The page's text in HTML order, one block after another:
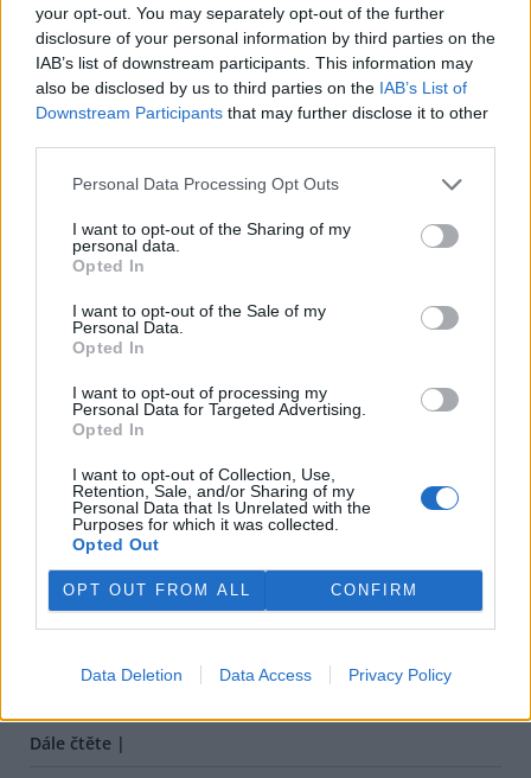
your opt-out. You may separately opt-out of the further
disclosure of your personal information by third parties on the
IAB’s list of downstream participants. This information may
also be disclosed by us to third parties on the IAB’s List of
Downstream Participants that may further disclose it to other
Personal Data Processing Opt Outs
I want to opt-out of the Sharing of my
personal data.
Opted In
I want to opt-out of the Sale of my
Personal Data.
Opted In
I want to opt-out of processing my
Personal Data for Targeted Advertising.
Opted In
I want to opt-out of Collection, Use,
Retention, Sale, and/or Sharing of my
Personal Data that Is Unrelated with the
Purposes for which it was collected.
Opted Out
OPT OUT FROM ALL CONFIRM
Data Deletion Data Access Privacy Policy
reklama
tisknout poslat
BEZK využívá agenturní zpravodajství ČTK, která si vyhrazuje
je výslovně zakázáno bez předchozího písemného souhlasu ze
strany ČTK.
Dále čtěte |